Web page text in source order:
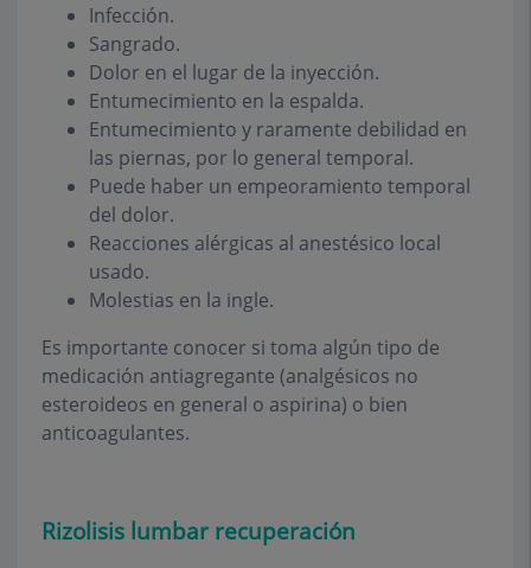
Infección.
Sangrado.
Dolor en el lugar de la inyección.
Entumecimiento en la espalda.
Entumecimiento y raramente debilidad en
las piernas, por lo general temporal.
Puede haber un empeoramiento temporal
del dolor.
Reacciones alérgicas al anestésico local
usado.
Molestias en la ingle.
Es importante conocer si toma algún tipo de
medicación antiagregante (analgésicos no
esteroideos en general o aspirina) o bien
anticoagulantes.
Rizolisis lumbar recuperación